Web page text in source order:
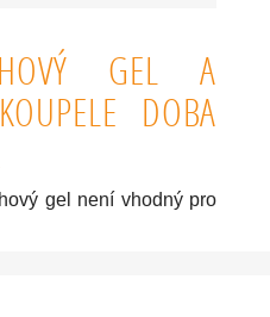
GEL A
DOBA
gel není vhodný pro